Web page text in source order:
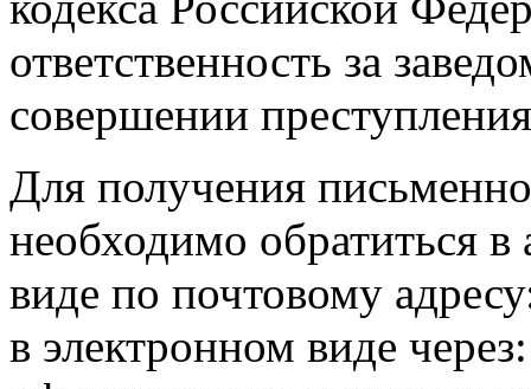
ответственность за
совершении
Для получения
необходимо обратиться
виде по почтовому
в электронном виде